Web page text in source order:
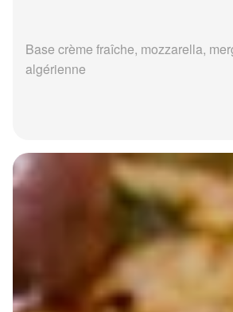
Base crème fraîche, mozzarella,
algérienne